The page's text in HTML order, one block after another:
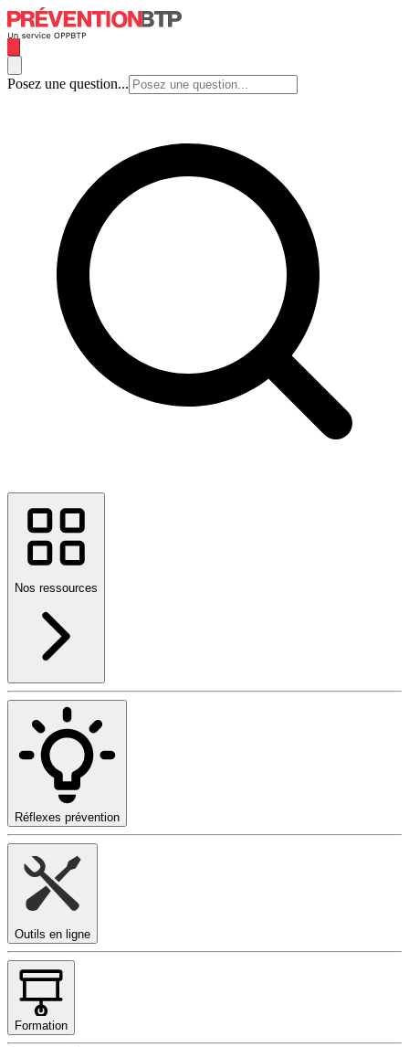
Posez une question...
Nos ressources
Réflexes prévention
Outils en ligne
Formation